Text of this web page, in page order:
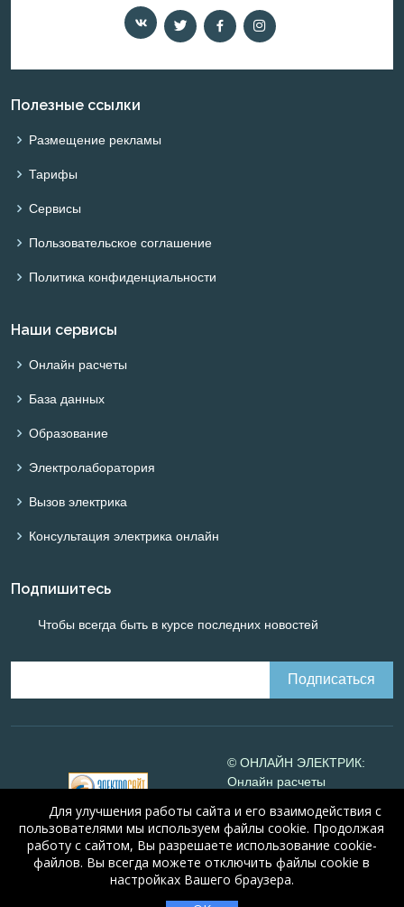
Полезные ссылки
Размещение рекламы
Тарифы
Сервисы
Пользовательское соглашение
Политика конфиденциальности
Наши сервисы
Онлайн расчеты
База данных
Образование
Электролаборатория
Вызов электрика
Консультация электрика онлайн
Подпишитесь
Чтобы всегда быть в курсе последних новостей
© ОНЛАЙН ЭЛЕКТРИК:
Онлайн расчеты
Online-electric.ru, 2008-
2026
© А.Н. Алюнов, 2008-2026
Свидетельство №16066
Для улучшения работы сайта и его взаимодействия с
пользователями мы используем файлы cookie. Продолжая
работу с сайтом, Вы разрешаете использование cookie-
файлов. Вы всегда можете отключить файлы cookie в
настройках Вашего браузера.